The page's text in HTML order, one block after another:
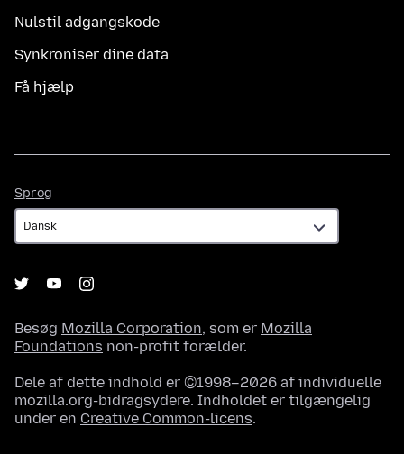
Nulstil adgangskode
Synkroniser dine data
Få hjælp
Sprog
Besøg Mozilla Corporation, som er Mozilla
Foundations non-profit forælder.
Dele af dette indhold er ©1998–2026 af individuelle
mozilla.org-bidragsydere. Indholdet er tilgængelig
under en Creative Common-licens.